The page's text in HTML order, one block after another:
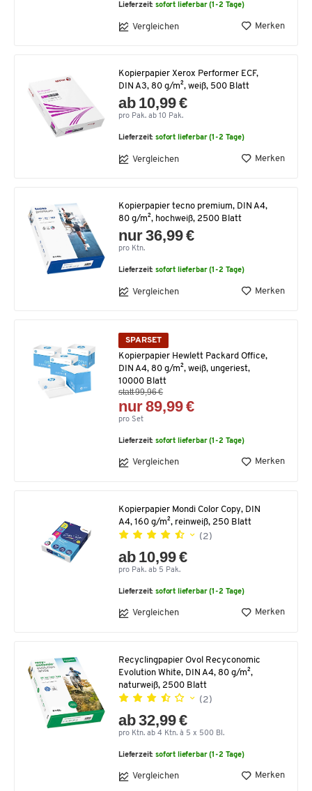
Lieferzeit:sofort lieferbar (1-2 Tage)
Vergleichen Merken
Kopierpapier Xerox Performer ECF,
DIN A3, 80 g/m², weiß, 500 Blatt
ab 10,99 €
pro Pak. ab 10 Pak.
Lieferzeit:sofort lieferbar (1-2 Tage)
Vergleichen Merken
Kopierpapier tecno premium, DIN A4,
80 g/m², hochweiß, 2500 Blatt
nur 36,99 €
pro Ktn.
Lieferzeit:sofort lieferbar (1-2 Tage)
Vergleichen Merken
SPARSET
Kopierpapier Hewlett Packard Office,
DIN A4, 80 g/m², weiß, ungeriest,
10000 Blatt
statt 99,96 €
nur 89,99 €
pro Set
Lieferzeit:sofort lieferbar (1-2 Tage)
Vergleichen Merken
Kopierpapier Mondi Color Copy, DIN
A4, 160 g/m², reinweiß, 250 Blatt
(2)
ab 10,99 €
pro Pak. ab 5 Pak.
Lieferzeit:sofort lieferbar (1-2 Tage)
Vergleichen Merken
Recyclingpapier Ovol Recyconomic
Evolution White, DIN A4, 80 g/m²,
naturweiß, 2500 Blatt
(2)
ab 32,99 €
pro Ktn. ab 4 Ktn. à 5 x 500 Bl.
Lieferzeit:sofort lieferbar (1-2 Tage)
Vergleichen Merken